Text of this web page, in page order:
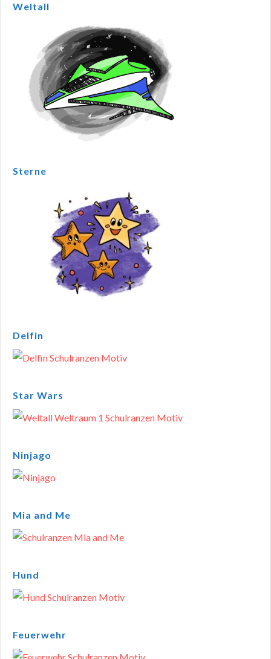
Weltall
Sterne
Delfin
Star Wars
Ninjago
Mia and Me
Hund
Feuerwehr